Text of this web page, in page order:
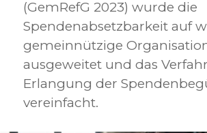
(GemRefG 2023) wurde die
Spendenabsetzbarkeit auf
gemeinnützige
ausgeweitet und das
Erlangung der
vereinfacht.